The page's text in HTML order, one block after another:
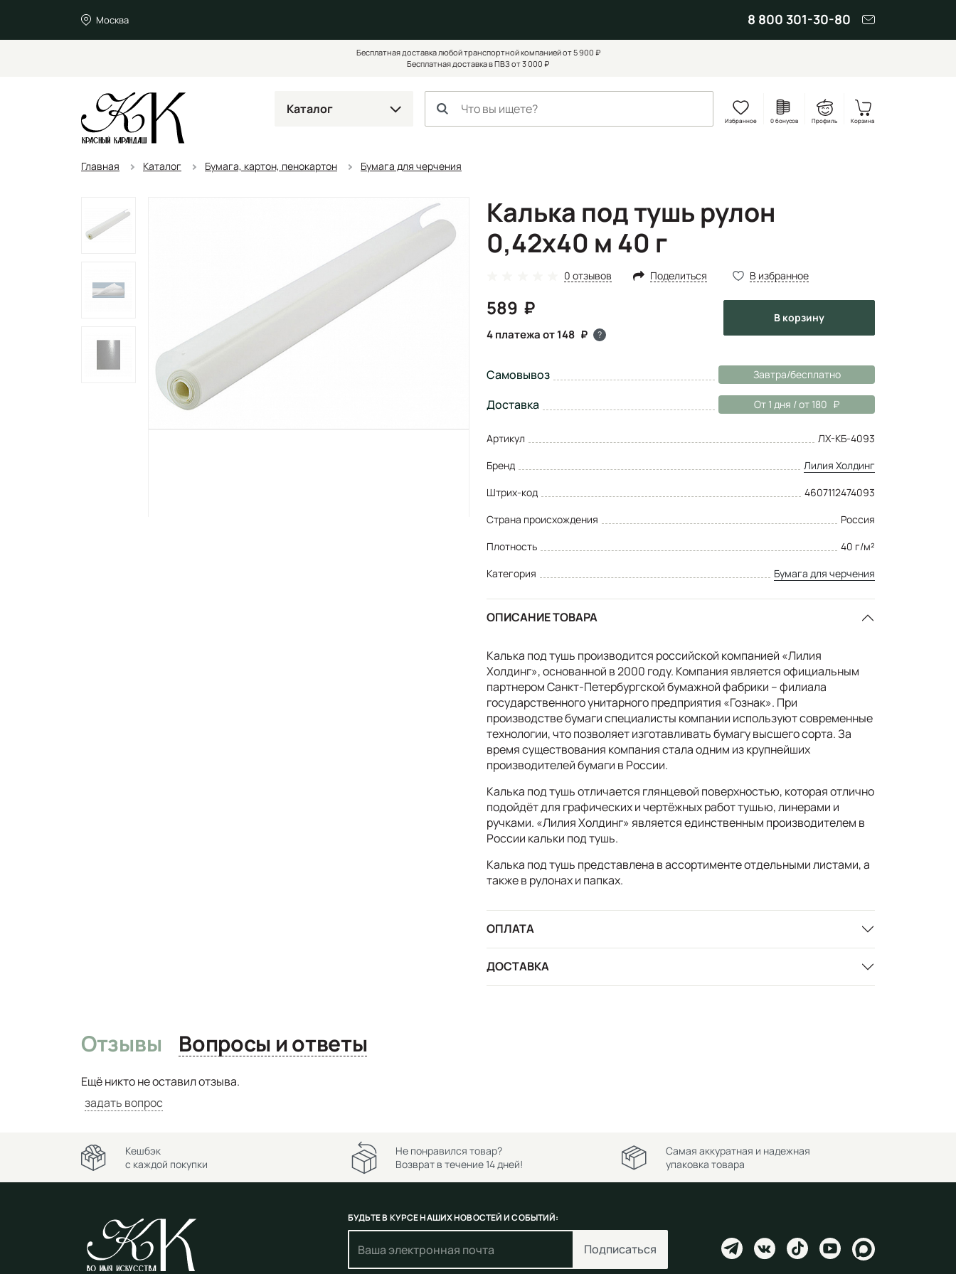
Москва 8 800 301-30-80
Бесплатная доставка любой транспортной компанией от 5 900 ₽
Бесплатная доставка в ПВЗ от 3 000 ₽
Каталог
Избранное 0 бонусов Профиль Корзина
Главная Каталог Бумага, картон, пенокартон Бумага для черчения
Калька под тушь рулон
0,42х40 м 40 г
0 отзывов Поделиться В избранное
589
4 платежа от 148 ?
в корзину
Самовывоз Завтра/бесплатно
Доставка От 1 дня / от 180
Артикул
ЛХ-КБ-4093
Бренд
Лилия Холдинг
Штрих-код
4607112474093
Страна происхождения
Россия
Плотность
40 г/м²
Категория
Бумага для черчения
ОПИСАНИЕ ТОВАРА
Калька под тушь производится российской компанией «Лилия
Холдинг», основанной в 2000 году. Компания является официальным
партнером Санкт-Петербургской бумажной фабрики – филиала
государственного унитарного предприятия «Гознак». При
производстве бумаги специалисты компании используют современные
технологии, что позволяет изготавливать бумагу высшего сорта. За
время существования компания стала одним из крупнейших
производителей бумаги в России.
Калька под тушь отличается глянцевой поверхностью, которая отлично
подойдёт для графических и чертёжных работ тушью, линерами и
ручками. «Лилия Холдинг» является единственным производителем в
России кальки под тушь.
Калька под тушь представлена в ассортименте отдельными листами, а
также в рулонах и папках.
ОПЛАТА
ДОСТАВКА
Отзывы Вопросы и ответы
Ещё никто не оставил отзыва.
задать вопрос
Кешбэк
с каждой покупки
Не понравился товар?
Возврат в течение 14 дней!
Самая аккуратная и надежная
упаковка товара
БУДЬТЕ В КУРСЕ НАШИХ НОВОСТЕЙ И СОБЫТИЙ:
Подписаться